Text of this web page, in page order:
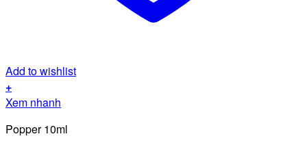
Add to wishlist
+
Xem nhanh
Popper 10ml